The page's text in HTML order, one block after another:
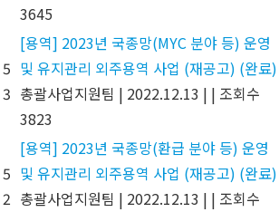
3645
5
3
[용역] 2023년 국종망(MYC 분야 등) 운영
및 유지관리 외주용역 사업 (재공고) (완료)
총괄사업지원팀 | 2022.12.13 | | 조회수
3823
5
2
[용역] 2023년 국종망(환급 분야 등) 운영
및 유지관리 외주용역 사업 (재공고) (완료)
총괄사업지원팀 | 2022.12.13 | | 조회수